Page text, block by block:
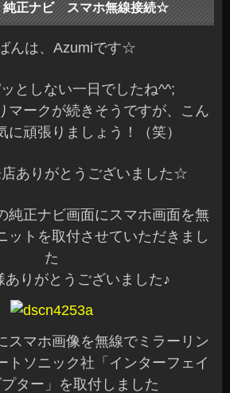
正ナビ スマホ無線接続☆
んは、Azumiです☆
としない一日でしたね^^;
マークが続きそうですが、こん
に頑張りましょう！（笑）
ありがとうございました☆
純正ナビ画面にスマホ画面を無
ットを取付させていただきまし
た
ありがとうございました♪
スマホ画像を無線でミラーリン
トソニック社「インターフェイ
ター」を取付しました